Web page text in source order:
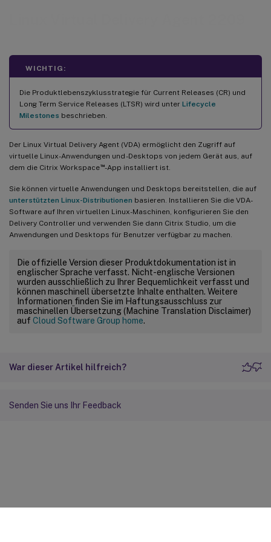
WICHTIG:
Die Produktlebenszyklusstrategie für Current Releases (CR) und
Long Term Service Releases (LTSR) wird unter Lifecycle
Milestones beschrieben.
Der Linux Virtual Delivery Agent (VDA) ermöglicht den Zugriff auf
virtuelle Linux-Anwendungen und -Desktops von jedem Gerät aus, auf
dem die Citrix Workspace™-App installiert ist.
Sie können virtuelle Anwendungen und Desktops bereitstellen, die auf
unterstützten Linux-Distributionen basieren. Installieren Sie die VDA-
Software auf Ihren virtuellen Linux-Maschinen, konfigurieren Sie den
Delivery Controller und verwenden Sie dann Citrix Studio, um die
Anwendungen und Desktops für Benutzer verfügbar zu machen.
Die offizielle Version dieser Produktdokumentation ist in
englischer Sprache verfasst. Nicht-englische Versionen
wurden ausschließlich zu Ihrer Bequemlichkeit verfasst und
können maschinell übersetzte Inhalte enthalten. Weitere
Informationen finden Sie im Haftungsausschluss zur
maschinellen Übersetzung (Machine Translation Disclaimer)
auf Cloud Software Group home.
War dieser Artikel hilfreich?
Senden Sie uns Ihr Feedback